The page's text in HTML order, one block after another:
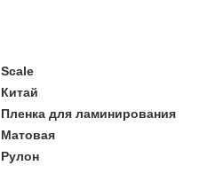
Scale
Китай
Пленка для ламинирования
Матовая
Рулон